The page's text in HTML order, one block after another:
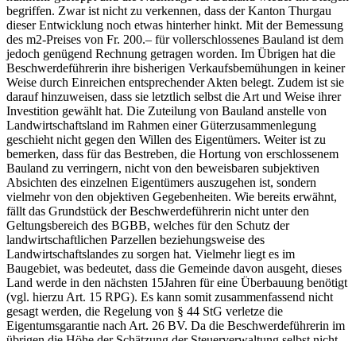
begriffen. Zwar ist nicht zu verkennen, dass der Kanton Thurgau
dieser Entwicklung noch etwas hinterher hinkt. Mit der Bemessung
des m2-Preises von Fr. 200.– für vollerschlossenes Bauland ist dem
jedoch genügend Rechnung getragen worden. Im Übrigen hat die
Beschwerdeführerin ihre bisherigen Verkaufsbemühungen in keiner
Weise durch Einreichen entsprechender Akten belegt. Zudem ist sie
darauf hinzuweisen, dass sie letztlich selbst die Art und Weise ihrer
Investition gewählt hat. Die Zuteilung von Bauland anstelle von
Landwirtschaftsland im Rahmen einer Güterzusammenlegung
geschieht nicht gegen den Willen des Eigentümers. Weiter ist zu
bemerken, dass für das Bestreben, die Hortung von erschlossenem
Bauland zu verringern, nicht von den beweisbaren subjektiven
Absichten des einzelnen Eigentümers auszugehen ist, sondern
vielmehr von den objektiven Gegebenheiten. Wie bereits erwähnt,
fällt das Grundstück der Beschwerdeführerin nicht unter den
Geltungsbereich des BGBB, welches für den Schutz der
landwirtschaftlichen Parzellen beziehungsweise des
Landwirtschaftslandes zu sorgen hat. Vielmehr liegt es im
Baugebiet, was bedeutet, dass die Gemeinde davon ausgeht, dieses
Land werde in den nächsten 15Jahren für eine Überbauung benötigt
(vgl. hierzu Art. 15 RPG). Es kann somit zusammenfassend nicht
gesagt werden, die Regelung von § 44 StG verletze die
Eigentumsgarantie nach Art. 26 BV. Da die Beschwerdeführerin im